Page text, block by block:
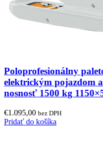
Poloprofesionálny
elektrickým pojazdom
nosnosť 1500 kg
€1.095,00 bez DPH
Pridať do košíka